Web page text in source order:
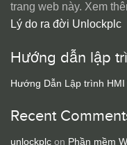
trang web này. Xem
Lý do ra đời Unlockplc
Hướng dẫn lập
Hướng Dẫn Lập trình HMI
Recent
unlockplc on Phần mềm